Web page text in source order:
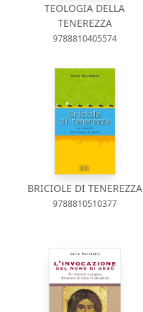
TEOLOGIA DELLA
TENEREZZA
9788810405574
BRICIOLE DI TENEREZZA
9788810510377